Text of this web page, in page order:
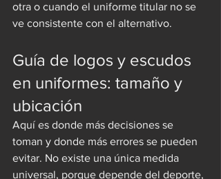
otra o cuando el uniforme titular no se
ve consistente con el alternativo.
Guía de logos y escudos
en uniformes: tamaño y
ubicación
Aquí es donde más decisiones se
toman y donde más errores se pueden
evitar. No existe una única medida
universal, porque depende del deporte,